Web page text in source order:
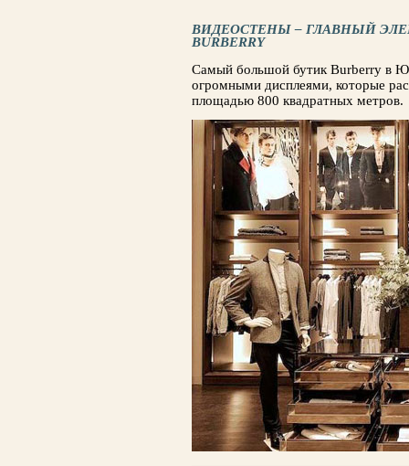
ВИДЕОСТЕНЫ – ГЛАВНЫЙ
BURBERRY
Самый большой бутик Burberry в
огромными дисплеями, которые
площадью 800 квадратных метров.